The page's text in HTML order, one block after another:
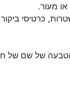
מעור.
כרטיסי
הטבעה של שם של